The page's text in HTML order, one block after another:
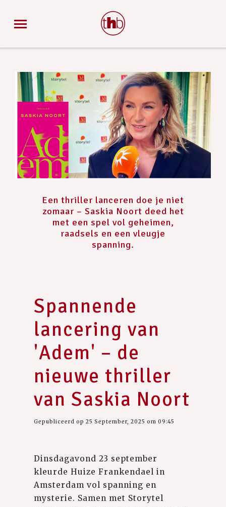
Een thriller lanceren doe je niet
zomaar – Saskia Noort deed het
met een spel vol geheimen,
raadsels en een vleugje
spanning.
Spannende
lancering van
'Adem' – de
nieuwe thriller
van Saskia Noort
Gepubliceerd op 25 September, 2025 om 09:45
Dinsdagavond 23 september
kleurde Huize Frankendael in
Amsterdam vol spanning en
mysterie. Samen met Storytel